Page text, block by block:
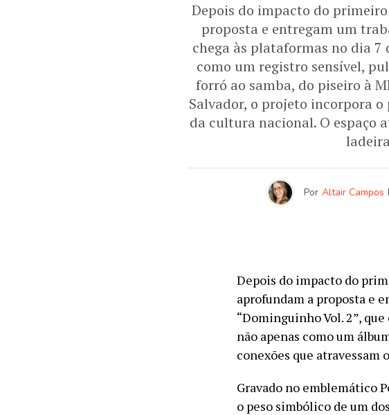
Depois do impacto do
proposta e entregam um
chega às plataformas no dia 7
como um registro sensível,
forró ao samba, do piseiro à
Salvador, o projeto incorpora
da cultura nacional. O espaço
Por Altair Campos
Depois do impacto do
aprofundam a proposta e
“Dominguinho Vol. 2”,
não apenas como um
conexões que atravessam
Gravado no emblemático
o peso simbólico de um